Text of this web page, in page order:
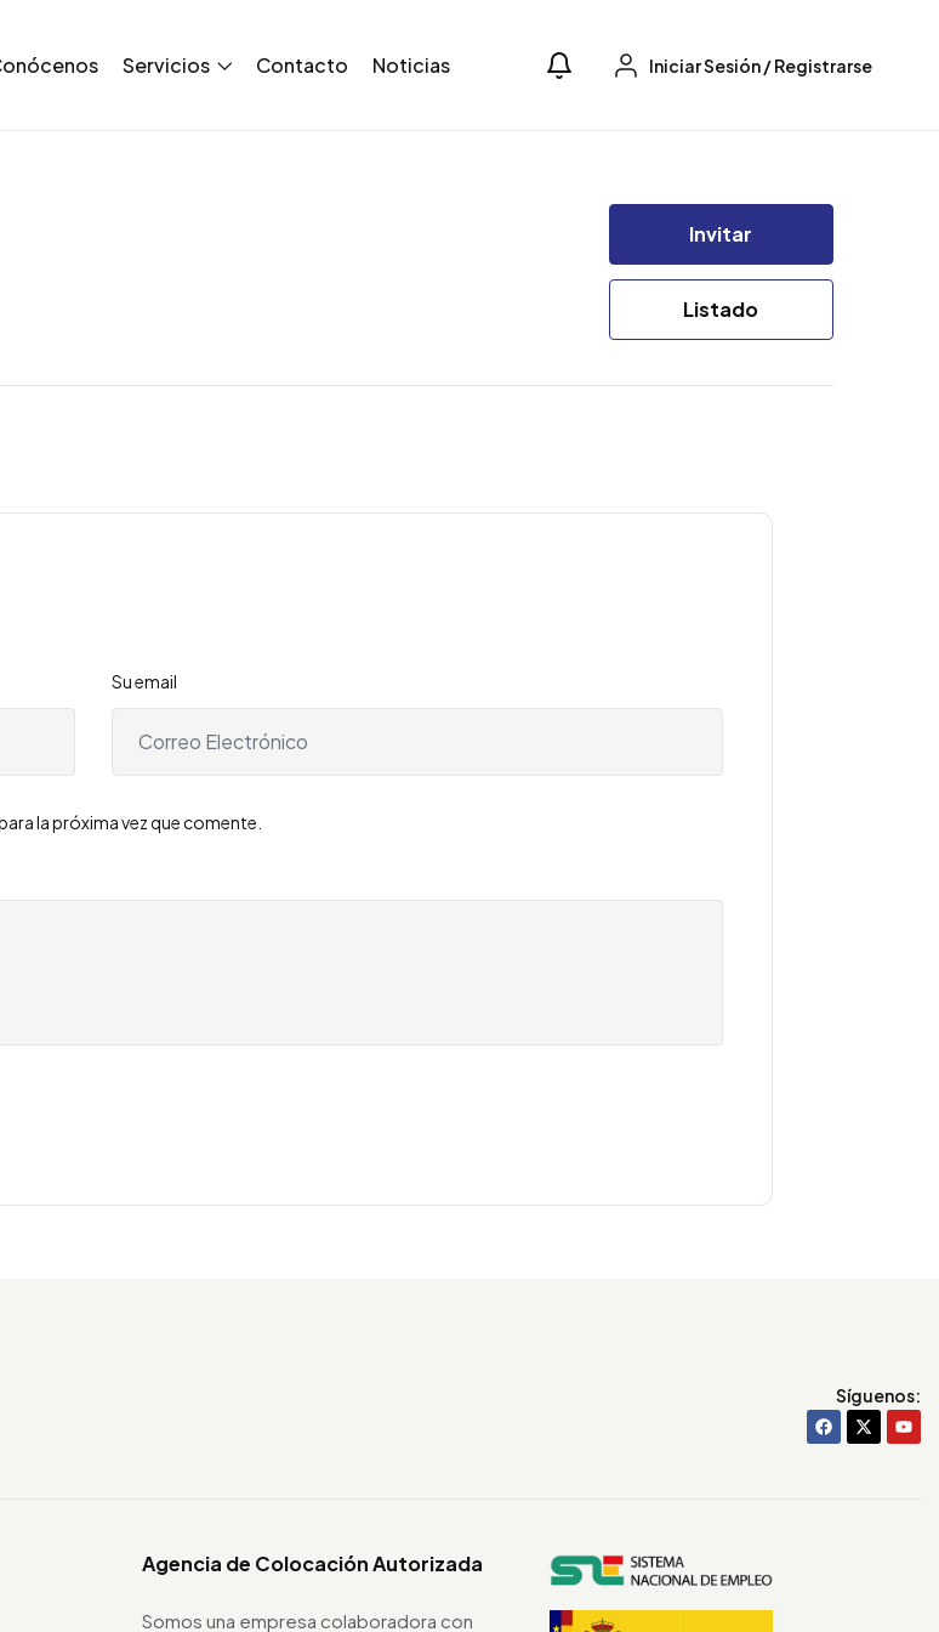
Servicios Contacto Noticias Iniciar Sesión/Registrarse
Invitar
Listado
Su email
la próxima vez que comente.
Síguenos:
Agencia de Colocación Autorizada
Somos una empresa colaboradora con